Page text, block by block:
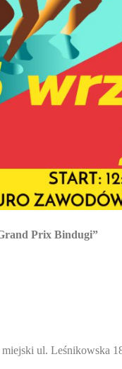
Prix Bindugi”
ul. Leśnikowska